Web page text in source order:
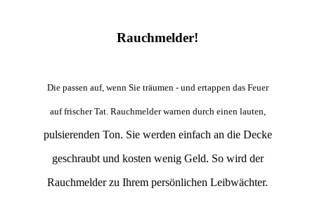
Rauchmelder!
Die passen auf, wenn Sie träumen - und ertappen das Feuer
auf frischer Tat. Rauchmelder warnen durch einen lauten,
pulsierenden Ton. Sie werden einfach an die Decke
geschraubt und kosten wenig Geld. So wird der
Rauchmelder zu Ihrem persönlichen Leibwächter.